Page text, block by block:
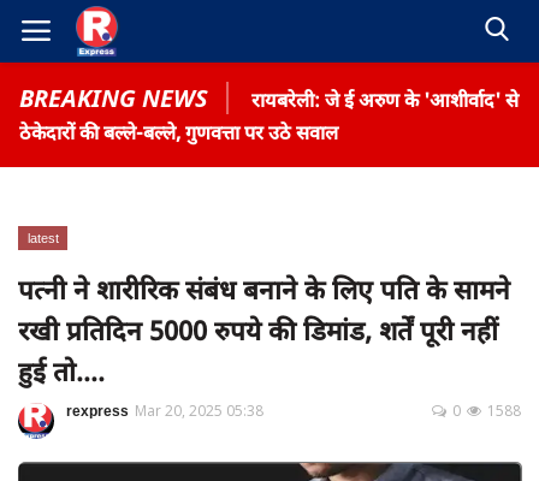
BREAKING NEWS
रायबरेली: जे ई अरुण के 'आशीर्वाद' से
ठेकेदारों की बल्ले-बल्ले, गुणवत्ता पर उठे सवाल
Home
Contact
Gallery
Terms & Conditions
रोजगार समाचार
latest
पत्नी ने शारीरिक संबंध बनाने के लिए पति के सामने
रखी प्रतिदिन 5000 रुपये की डिमांड, शर्तें पूरी नहीं
हुई तो....
rexpress Mar 20, 2025 05:38 1588
0